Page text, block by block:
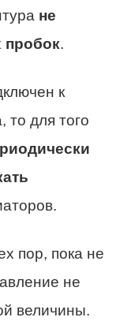
не
пробок.
к
то для того
пор, пока не
не
величины.